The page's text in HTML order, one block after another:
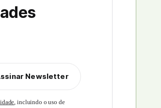
Newsletter
, incluindo o uso de